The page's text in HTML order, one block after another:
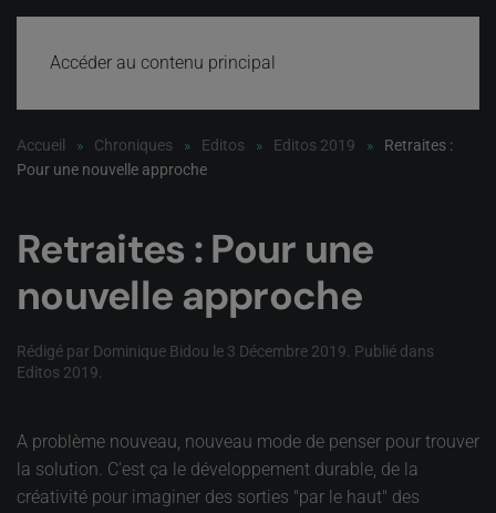
Accéder au contenu principal
Accueil Chroniques Editos Editos 2019
Retraites :
Pour une nouvelle approche
Retraites : Pour une
nouvelle approche
Rédigé par Dominique Bidou le 3 Décembre 2019 . Publié dans
Editos 2019
A problème nouveau, nouveau mode de penser pour trouver
la solution. C'est ça le développement durable, de la
créativité pour imaginer des sorties "par le haut" des